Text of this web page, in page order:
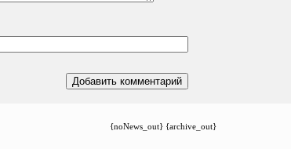
{noNews_out} {archive_out}